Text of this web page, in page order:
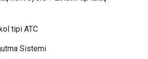
tipi ATC
Sistemi